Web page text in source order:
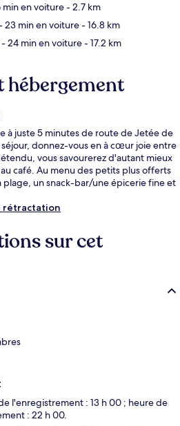
min en voiture- 2.7 km
23 min en voiture- 16.8 km
- 24 min en voiture- 17.2 km
hébergement
à juste 5 minutes de route de Jetée de
donnez-vous en à cœur joie entre
vous savourerez d'autant mieux
café. Au menu des petits plus offerts
plage, un snack-bar/une épicerie fine et
rétractation
sur cet
l'enregistrement : 13 h 00 ; heure de
: 22 h 00.